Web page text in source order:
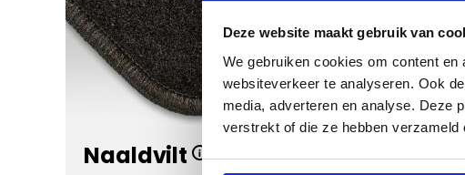
Deze website maakt gebruik van
We gebruiken cookies om content
websiteverkeer te analyseren. Ook
media, adverteren en analyse. Deze
verstrekt of die ze hebben
Vergroten
Naaldvilt